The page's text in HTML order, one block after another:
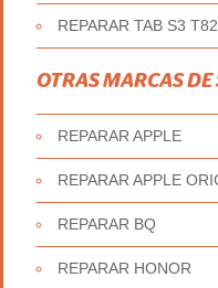
REPARAR TAB S3
OTRAS MARCAS
REPARAR APPLE
REPARAR APPLE
REPARAR BQ
REPARAR HONOR